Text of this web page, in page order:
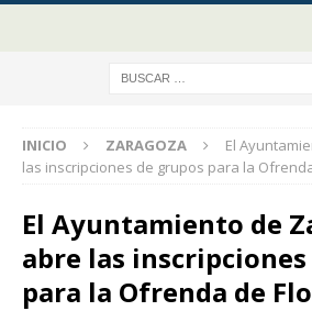
INICIO ZARAGOZA
El
las inscripciones de grupos para la
El Ayuntamiento de
abre las
para la Ofrenda de